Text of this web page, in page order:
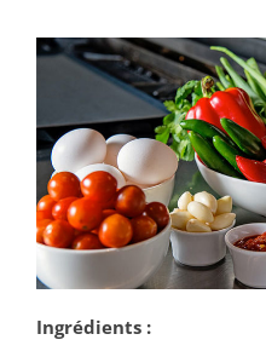
Ingrédients :